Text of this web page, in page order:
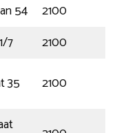
54 2100
7 2100
35 2100